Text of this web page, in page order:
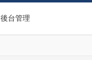
後台管理